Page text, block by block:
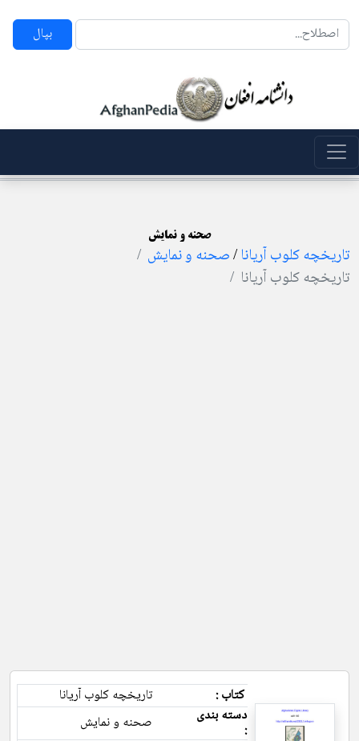
بپال
صحنه و نمایش
تاریخچه کلوب آریانا/صحنه و نمایش
تاریخچه کلوب آریانا
کتاب :
تاریخچه کلوب آریانا
دسته بندی
:
صحنه و نمایش